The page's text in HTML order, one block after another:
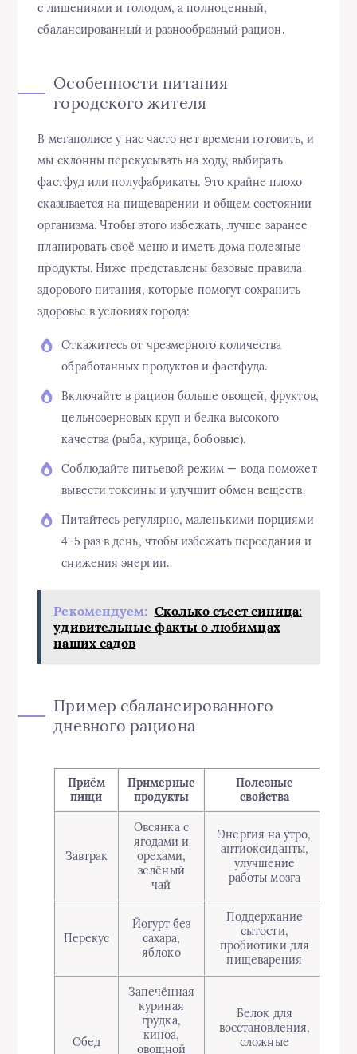
с лишениями и голодом, а полноценный,
сбалансированный и разнообразный рацион.
Особенности питания
городского жителя
В мегаполисе у нас часто нет времени готовить, и
мы склонны перекусывать на ходу, выбирать
фастфуд или полуфабрикаты. Это крайне плохо
сказывается на пищеварении и общем состоянии
организма. Чтобы этого избежать, лучше заранее
планировать своё меню и иметь дома полезные
продукты. Ниже представлены базовые правила
здорового питания, которые помогут сохранить
здоровье в условиях города:
Откажитесь от чрезмерного количества
обработанных продуктов и фастфуда.
Включайте в рацион больше овощей, фруктов,
цельнозерновых круп и белка высокого
качества (рыба, курица, бобовые).
Соблюдайте питьевой режим — вода поможет
вывести токсины и улучшит обмен веществ.
Питайтесь регулярно, маленькими порциями
4-5 раз в день, чтобы избежать переедания и
снижения энергии.
Рекомендуем: Сколько съест синица:
удивительные факты о любимцах
наших садов
Пример сбалансированного
дневного рациона
Приём
пищи
Примерные
продукты
Полезные
свойства
Завтрак
Овсянка с
ягодами и
орехами,
зелёный
чай
Энергия на утро,
антиоксиданты,
улучшение
работы мозга
Перекус
Йогурт без
сахара,
яблоко
Поддержание
сытости,
пробиотики для
пищеварения
Обед
Запечённая
куриная
грудка,
киноа,
овощной
Белок для
восстановления,
сложные